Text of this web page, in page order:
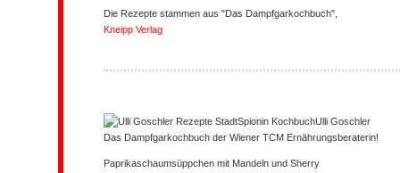
Die Rezepte stammen aus "Das Dampfgarkochbuch",
Kneipp Verlag
Ulli Goschler
Das Dampfgarkochbuch der Wiener TCM Ernährungsberaterin!
Paprikaschaumsüppchen mit Mandeln und Sherry